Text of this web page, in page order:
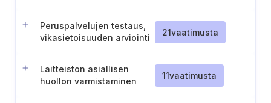
Peruspalvelujen testaus,
vikasietoisuuden arviointi
21vaatimusta
Laitteiston asiallisen
huollon varmistaminen
11vaatimusta